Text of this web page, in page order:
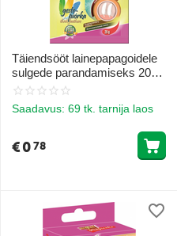
Täiendsööt lainepapagoidele
sulgede parandamiseks 20g -
Vitapol VITALINE Paksud
jaoks
Saadavus: 69 tk. tarnija laos
€078